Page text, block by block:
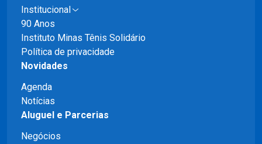
Institucional
90 Anos
Instituto Minas Tênis Solidário
Política de privacidade
Novidades
Agenda
Notícias
Aluguel e Parcerias
Negócios